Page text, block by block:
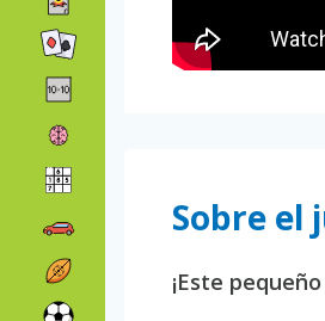
Sobre el
¡Este